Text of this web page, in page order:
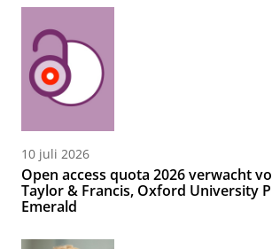
10 juli 2026
Open access quota 2026 verwacht
Taylor & Francis, Oxford University
Emerald